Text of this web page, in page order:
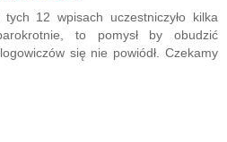
12 wpisach uczestniczyło kilka
to pomysł by obudzić
się nie powiódł. Czekamy